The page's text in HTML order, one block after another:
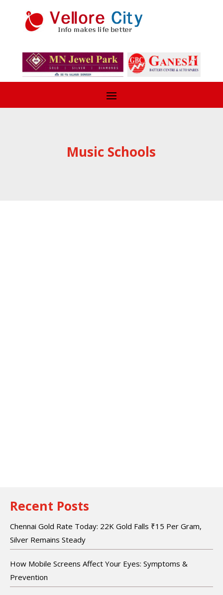
Music Schools
Recent Posts
Chennai Gold Rate Today: 22K Gold Falls ₹15 Per Gram,
Silver Remains Steady
How Mobile Screens Affect Your Eyes: Symptoms &
Prevention